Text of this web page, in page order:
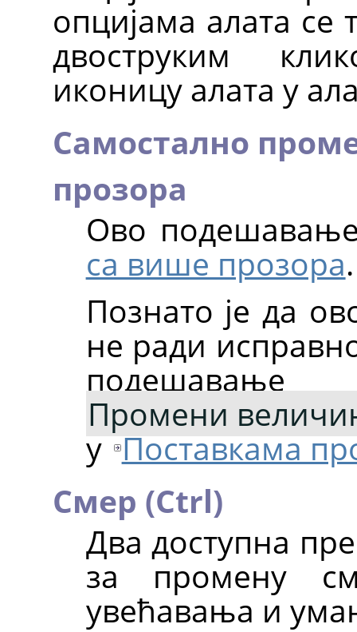
опцијама алата се
двоструким
иконицу алата у
Самостално
прозора
Ово
са више прозора.
Познато је да
не ради
подешавање
Промени
у Поставкама
Смер (Ctrl)
Два доступна
за промену
увећавања и